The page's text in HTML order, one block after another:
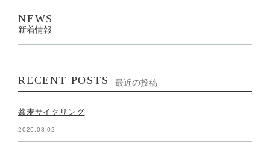
NEWS
新着情報
RECENT POSTS 最近の投稿
蕎麦サイクリング
2026.08.02